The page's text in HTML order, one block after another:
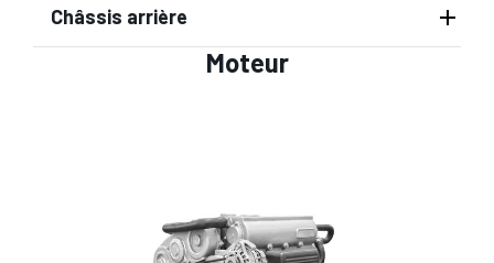
Châssis arrière
Moteur